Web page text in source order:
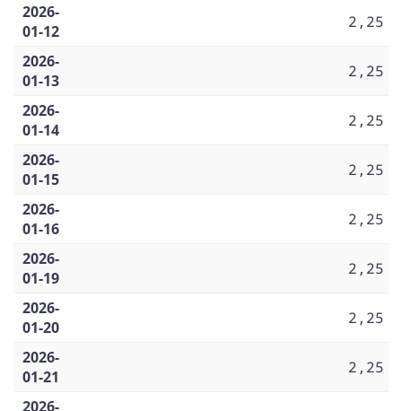
2026-
01-12
2,25
2026-
01-13
2,25
2026-
01-14
2,25
2026-
01-15
2,25
2026-
01-16
2,25
2026-
01-19
2,25
2026-
01-20
2,25
2026-
01-21
2,25
2026-